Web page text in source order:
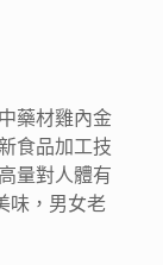
藥材雞內金
食品加工技
量對人體有
味，男女老